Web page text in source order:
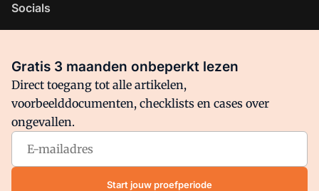
Socials
Facebook
Arbo is onderdeel van VMN media. Lees inons manifestwaar
VMN media voor staat. Op gebruik van deze site zijn de
volgende regelingen van toepassing:Algemene Voorwaarden
Privacy en Cookie beleid|Privacy instellingen
Gratis 3 maanden onbeperkt lezen
Direct toegang tot alle artikelen,
voorbeelddocumenten, checklists en cases over
ongevallen.
Start jouw proefperiode